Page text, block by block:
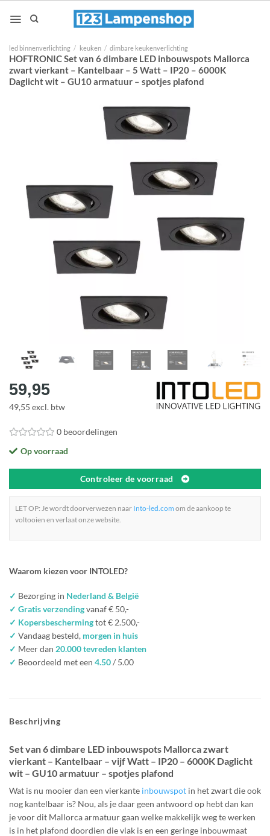
naar
led binnenverlichting / keuken / dimbare keukenverlichting
HOFTRONIC Set van 6 dimbare LED inbouwspots Mallorca
zwart vierkant – Kantelbaar – 5 Watt – IP20 – 6000K
Daglicht wit – GU10 armatuur – spotjes plafond
59,95
49,55 excl. btw
0 beoordelingen
Op voorraad
Controleer de voorraad
LET OP: Je wordt doorverwezen naar Into-led.com om de aankoop te
voltooien en verlaat onze website.
Waarom kiezen voor INTOLED?
✓ Bezorging in Nederland & België
✓ Gratis verzendingvanaf € 50,-
✓ Kopersbeschermingtot € 2.500,-
✓ Vandaag besteld, morgen in huis
✓ Meer dan 20.000 tevreden klanten
✓ Beoordeeld met een 4.50/ 5.00
Beschrijving
Set van 6 dimbare LED inbouwspots Mallorca zwart
vierkant – Kantelbaar – vijf Watt – IP20 – 6000K Daglicht
wit – GU10 armatuur – spotjes plafond
Wat is nu mooier dan een vierkante inbouwspot in het zwart die ook
nog kantelbaar is? Nou, als je daar geen antwoord op hebt dan kan
je voor dit Mallorca armatuur gaan welke makkelijk weg te werken
is in het plafond doordien die vlak is en een geringe inbouwmaat